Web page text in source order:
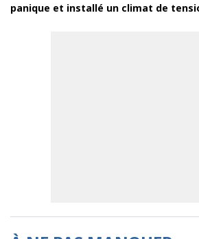
panique et installé un climat de